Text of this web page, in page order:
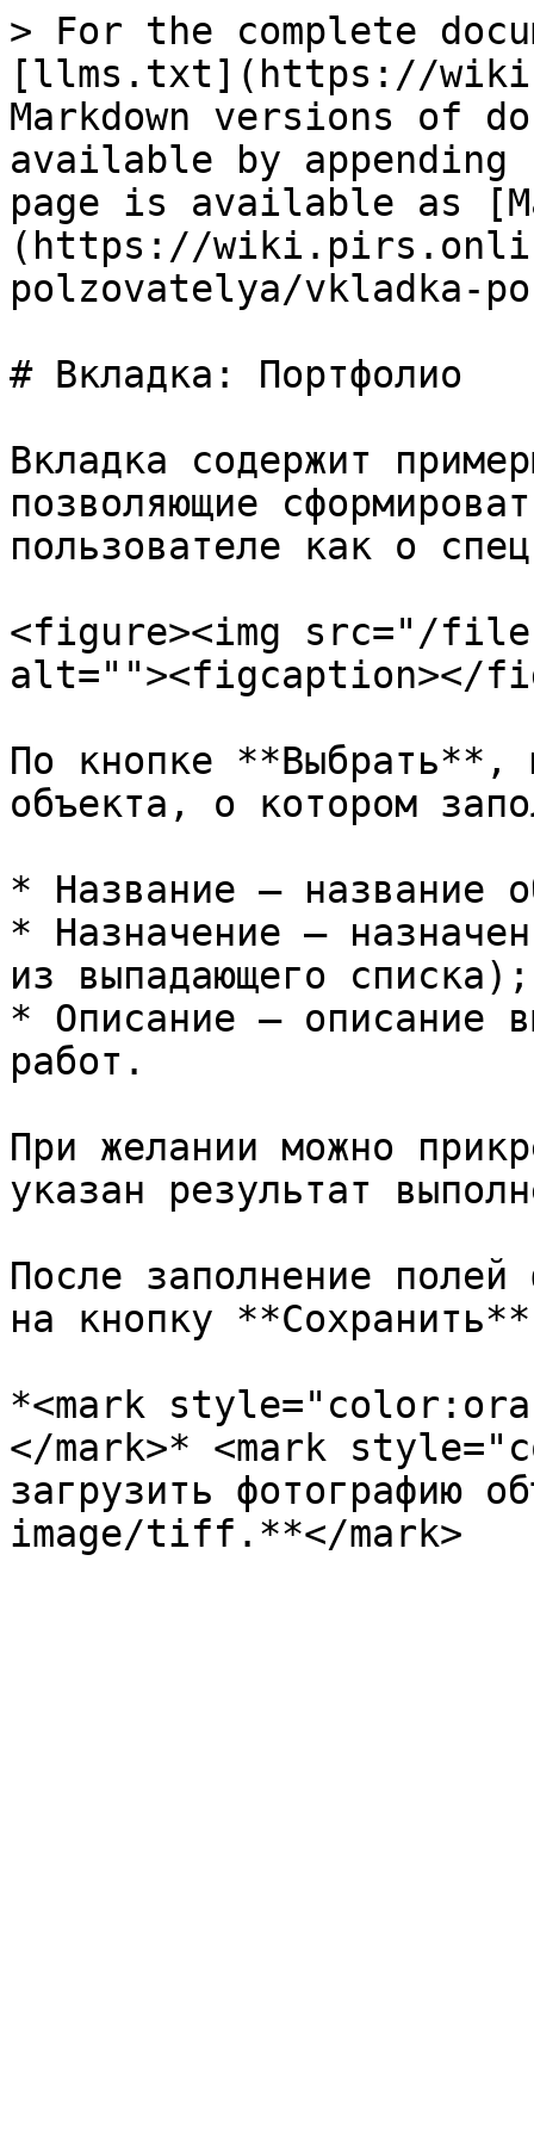
> For the complete
[llms.txt](https://
Markdown versions of
available by
page is available as
(https://
polzovatelya/vkladka-
# Вкладка: Портфолио
Вкладка содержит
позволяющие
пользователе как о
<figure><img src="/files/
alt=""><figcaption></
По кнопке **Выбрать**,
объекта, о котором
* Название – название
* Назначение –
из выпадающего списка);
* Описание – описание
работ.
При желании можно
указан результат
После заполнение полей
на кнопку
*<mark
</mark>* <mark
загрузить фотографию